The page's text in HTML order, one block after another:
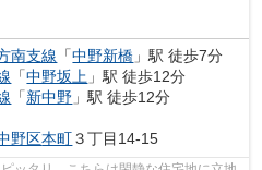
南支線 「中野新橋 」駅 徒歩7分
「中野坂上 」駅 徒歩12分
「新中野 」駅 徒歩12分
野区本町３丁目14-15